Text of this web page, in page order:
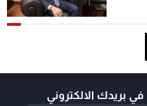
بريدك الالكتروني